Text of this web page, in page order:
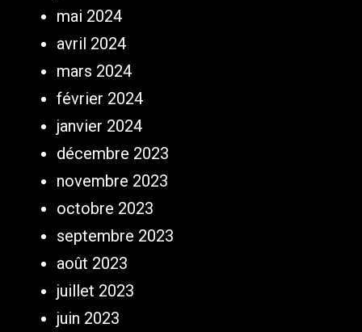
mai 2024
avril 2024
mars 2024
février 2024
janvier 2024
décembre 2023
novembre 2023
octobre 2023
septembre 2023
août 2023
juillet 2023
juin 2023